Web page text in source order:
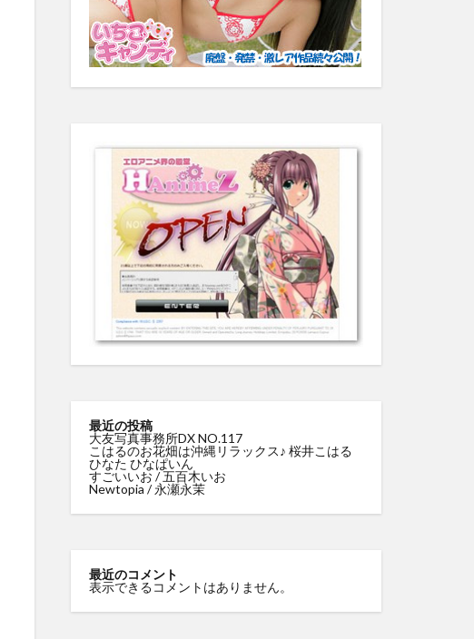
最近の投稿
大友写真事務所DX NO.117
こはるのお花畑は沖縄リラックス♪ 桜井こはる
ひなた ひなぱいん
すごいいお / 五百木いお
Newtopia / 永瀬永茉
最近のコメント
表示できるコメントはありません。